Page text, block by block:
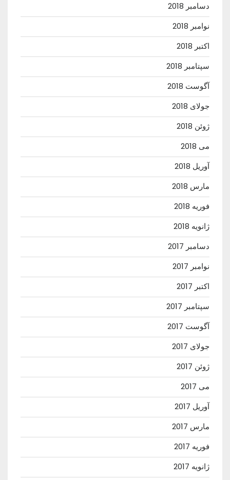
دسامبر 2018
نوامبر 2018
اکتبر 2018
سپتامبر 2018
آگوست 2018
جولای 2018
ژوئن 2018
می 2018
آوریل 2018
مارس 2018
فوریه 2018
ژانویه 2018
دسامبر 2017
نوامبر 2017
اکتبر 2017
سپتامبر 2017
آگوست 2017
جولای 2017
ژوئن 2017
می 2017
آوریل 2017
مارس 2017
فوریه 2017
ژانویه 2017